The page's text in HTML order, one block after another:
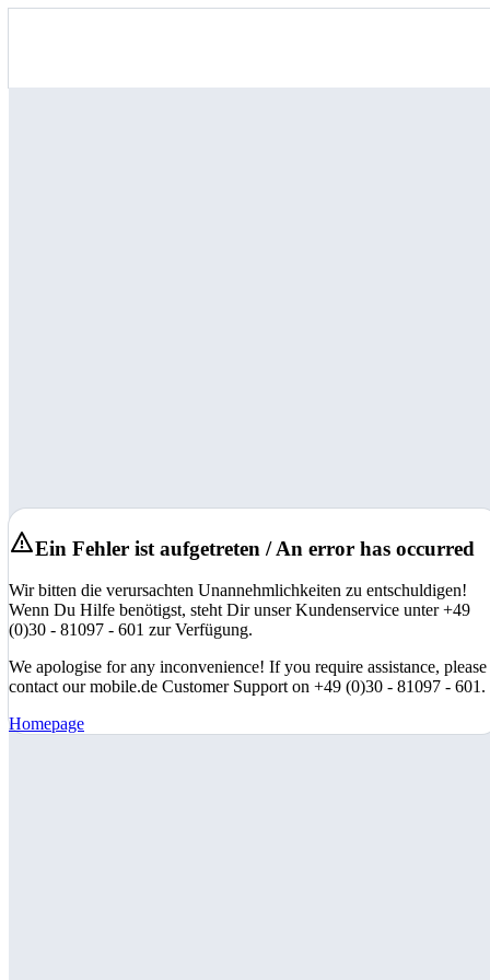
Ein Fehler ist aufgetreten / An error has occurred
Wir bitten die verursachten Unannehmlichkeiten zu entschuldigen!
Wenn Du Hilfe benötigst, steht Dir unser Kundenservice unter +49
(0)30 - 81097 - 601 zur Verfügung.
We apologise for any inconvenience! If you require assistance, please
contact our mobile.de Customer Support on +49 (0)30 - 81097 - 601.
Homepage